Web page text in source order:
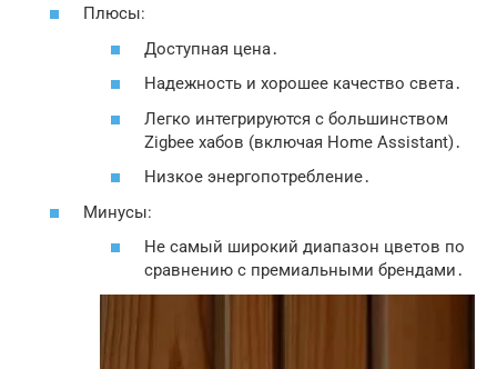
Плюсы:
Доступная цена․
Надежность и хорошее качество света․
Легко интегрируются с большинством
Zigbee хабов (включая Home Assistant)․
Низкое энергопотребление․
Минусы:
Не самый широкий диапазон цветов по
сравнению с премиальными брендами․